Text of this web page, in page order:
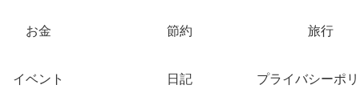
お金 節約 旅行
イベント 日記 プライバシーポ